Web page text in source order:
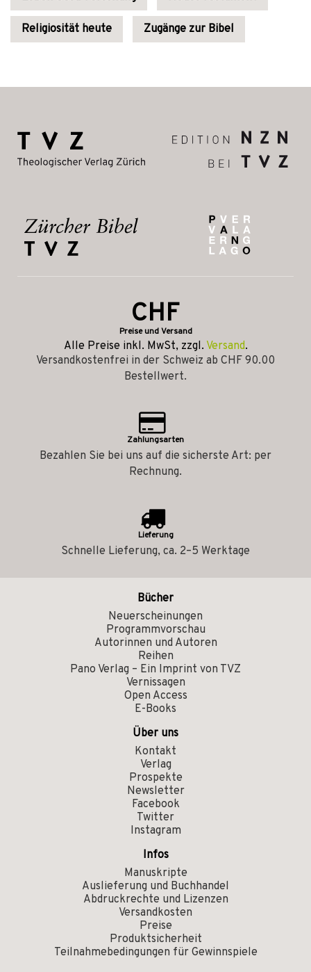
Religiosität heute Zugänge zur Bibel
CHF
Preise und Versand
Alle Preise inkl. MwSt, zzgl. Versand.
Versandkostenfrei in der Schweiz ab CHF 90.00
Bestellwert.
Zahlungsarten
Bezahlen Sie bei uns auf die sicherste Art: per
Rechnung.
Lieferung
Schnelle Lieferung, ca. 2–5 Werktage
Bücher
Neuerscheinungen
Programmvorschau
Autorinnen und Autoren
Reihen
Pano Verlag – Ein Imprint von TVZ
Vernissagen
Open Access
E-Books
Über uns
Kontakt
Verlag
Prospekte
Newsletter
Facebook
Twitter
Instagram
Infos
Manuskripte
Auslieferung und Buchhandel
Abdruckrechte und Lizenzen
Versandkosten
Preise
Produktsicherheit
Teilnahmebedingungen für Gewinnspiele